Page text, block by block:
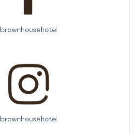
brownhousehotel
brownhousehotel